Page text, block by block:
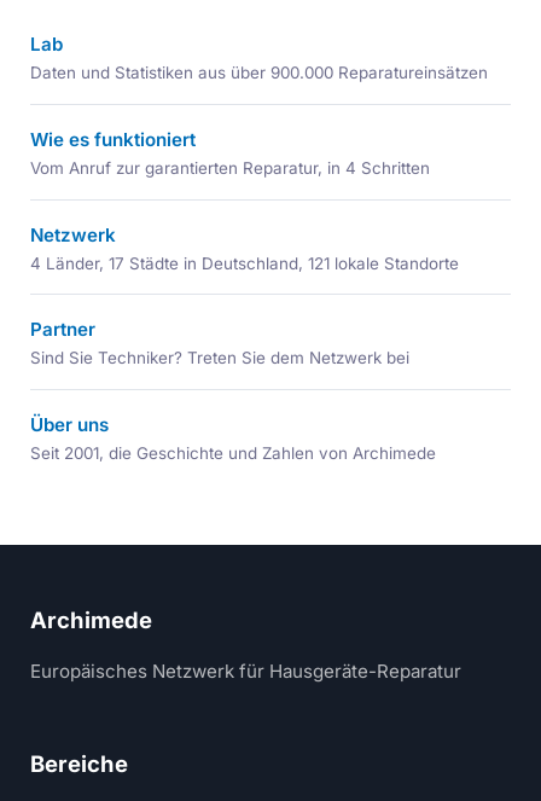
Lab
Daten und Statistiken aus über 900.000 Reparatureinsätzen
Wie es funktioniert
Vom Anruf zur garantierten Reparatur, in 4 Schritten
Netzwerk
4 Länder, 17 Städte in Deutschland, 121 lokale Standorte
Partner
Sind Sie Techniker? Treten Sie dem Netzwerk bei
Über uns
Seit 2001, die Geschichte und Zahlen von Archimede
Archimede
Europäisches Netzwerk für Hausgeräte-Reparatur
Bereiche